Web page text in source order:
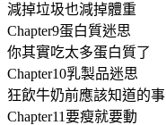
減掉垃圾也減掉體重
Chapter9蛋白質迷思
你其實吃太多蛋白質了
Chapter10乳製品迷思
狂飲牛奶前應該知道的事
Chapter11要瘦就要動